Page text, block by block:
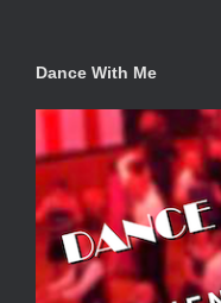
Dance With Me